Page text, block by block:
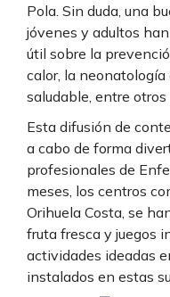
Pola. Sin duda, una
jóvenes y adultos
útil sobre la
calor, la
saludable, entre otros
Esta difusión de
a cabo de forma
profesionales de
meses, los centros
Orihuela Costa, se
fruta fresca y juegos
actividades ideadas
instalados en estas